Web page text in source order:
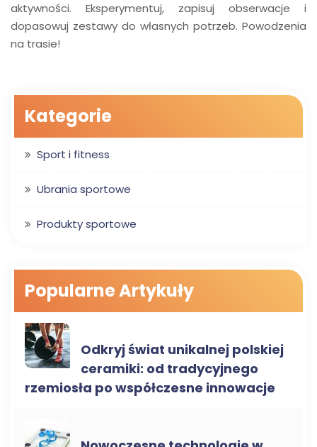
aktywności. Eksperymentuj, zapisuj obserwacje i
dopasowuj zestawy do własnych potrzeb. Powodzenia
na trasie!
Kategorie
Sport i fitness
Ubrania sportowe
Produkty sportowe
Popularne Artykuły
Odkryj świat unikalnej polskiej
ceramiki: od tradycyjnego
rzemiosła po współczesne innowacje